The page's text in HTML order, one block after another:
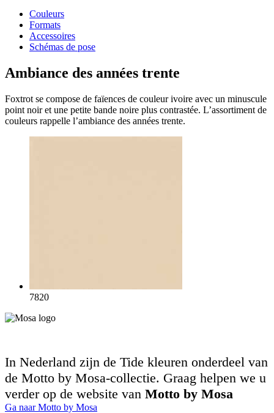
Couleurs
Formats
Accessoires
Schémas de pose
Ambiance des années trente
Foxtrot se compose de faïences de couleur ivoire avec un minuscule
point noir et une petite bande noire plus contrastée. L’assortiment de
couleurs rappelle l’ambiance des années trente.
7820
In Nederland zijn de Tide kleuren onderdeel van
de Motto by Mosa-collectie. Graag helpen we u
verder op de website van Motto by Mosa
Ga naar Motto by Mosa